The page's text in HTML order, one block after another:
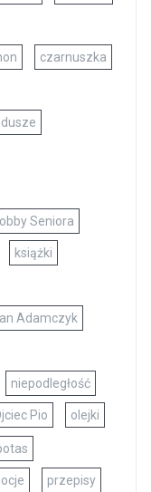
czarnuszka
Seniora
książki
Adamczyk
niepodległość
Pio olejki
przepisy